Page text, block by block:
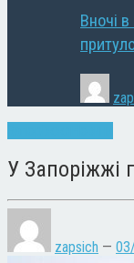
Вночі
У Запоріжжі
zapsich —